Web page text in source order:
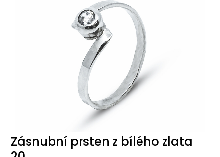
Zásnubní prsten z bílého zlata